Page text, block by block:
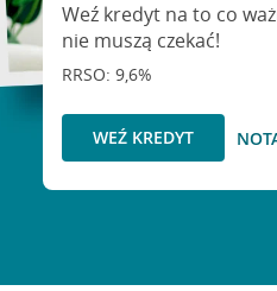
Weź kredyt na to co
nie muszą czekać!
RRSO: 9,6%
WEŹ KREDYT